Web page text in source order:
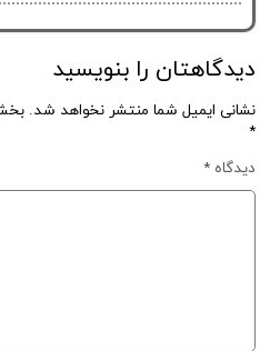
دیدگاهتان را بنویسید
نشانی ایمیل شما منتشر نخواهد شد.
*
دیدگاه*